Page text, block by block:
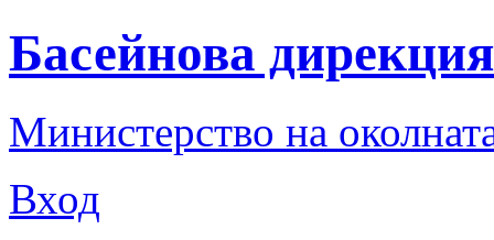
Басейнова
Министерство на
Вход